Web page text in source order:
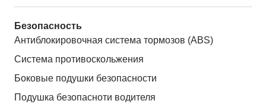
Безопасность
Антиблокировочная система тормозов (ABS)
Система противоскольжения
Боковые подушки безопасности
Подушка безопасноти водителя